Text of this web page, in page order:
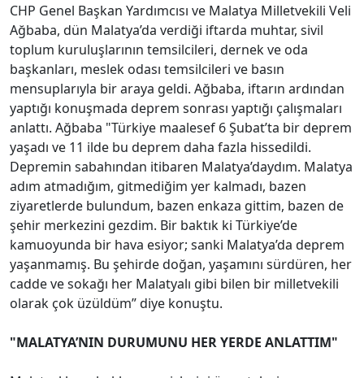
CHP Genel Başkan Yardımcısı ve Malatya Milletvekili Veli
Ağbaba, dün Malatya’da verdiği iftarda muhtar, sivil
toplum kuruluşlarının temsilcileri, dernek ve oda
başkanları, meslek odası temsilcileri ve basın
mensuplarıyla bir araya geldi. Ağbaba, iftarın ardından
yaptığı konuşmada deprem sonrası yaptığı çalışmaları
anlattı. Ağbaba "Türkiye maalesef 6 Şubat’ta bir deprem
yaşadı ve 11 ilde bu deprem daha fazla hissedildi.
Depremin sabahından itibaren Malatya’daydım. Malatya
adım atmadığım, gitmediğim yer kalmadı, bazen
ziyaretlerde bulundum, bazen enkaza gittim, bazen de
şehir merkezini gezdim. Bir baktık ki Türkiye’de
kamuoyunda bir hava esiyor; sanki Malatya’da deprem
yaşanmamış. Bu şehirde doğan, yaşamını sürdüren, her
cadde ve sokağı her Malatyalı gibi bilen bir milletvekili
olarak çok üzüldüm” diye konuştu.
"MALATYA’NIN DURUMUNU HER YERDE ANLATTIM"